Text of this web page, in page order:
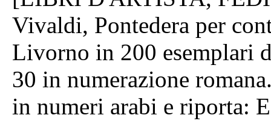
Vivaldi, Pontedera per
Livorno in 200 esemplari
30 in numerazione
in numeri arabi e riporta: